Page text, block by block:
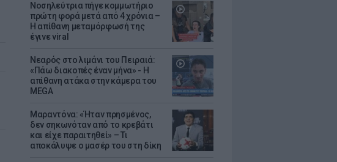
Νοσηλεύτρια πήγε κομμωτήριο
πρώτη φορά μετά από 4 χρόνια –
Η απίθανη μεταμόρφωσή της
έγινε viral
Νεαρός στο λιμάνι του Πειραιά:
«Πάω διακοπές έναν μήνα» - Η
απίθανη ατάκα στην κάμερα του
MEGA
Μαραντόνα: «Ήταν πρησμένος,
δεν σηκωνόταν από το κρεβάτι
και είχε παραιτηθεί» – Τι
αποκάλυψε ο μασέρ του στη δίκη